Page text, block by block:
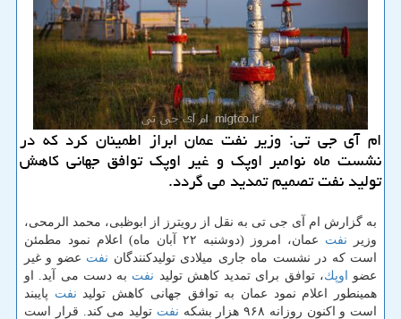
ام آی جی تی: وزیر نفت عمان ابراز اطمینان كرد كه در
نشست ماه نوامبر اوپك و غیر اوپك توافق جهانی كاهش
تولید نفت تصمیم تمدید می گردد.
به گزارش ام آی جی تی به نقل از رویترز از ابوظبی، محمد الرمحی،
وزیر نفت
عمان، امروز (دوشنبه ۲۲ آبان ماه) اعلام نمود مطمئن
است كه در نشست ماه جاری میلادی تولیدكنندگان نفت عضو و غیر
عضو
اوپك، توافق برای تمدید كاهش تولید نفت به دست می آید. او
همینطور اعلام نمود عمان به توافق جهانی كاهش تولید نفت پایبند
است و اكنون روزانه ۹۶۸ هزار بشكه
نفت تولید می كند. قرار است